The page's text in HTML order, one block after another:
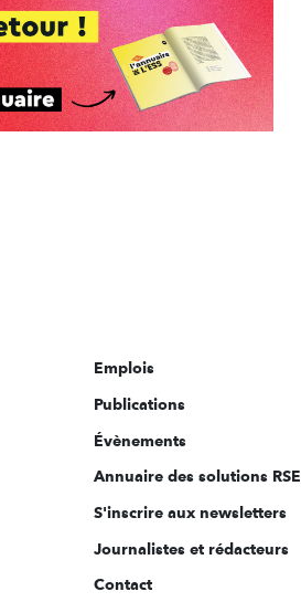
Emplois
Publications
Évènements
Annuaire des solutions RSE
S'inscrire aux newsletters
Journalistes et rédacteurs
Contact